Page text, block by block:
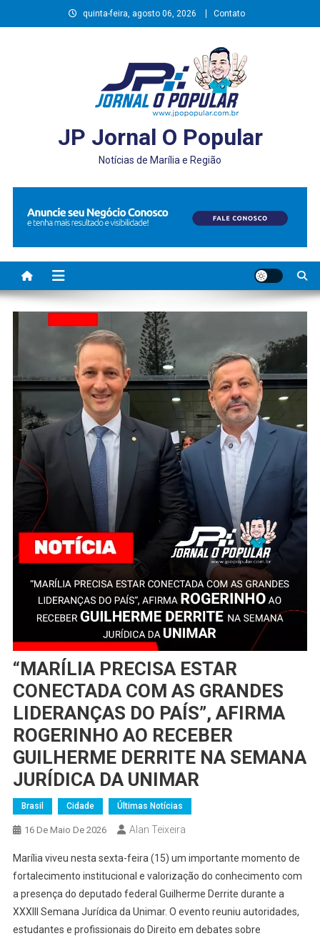
to
quinta-feira, agosto 06, 2026 Contato
JP Jornal O Popular
Notícias de Marília e Região
“MARÍLIA PRECISA ESTAR
CONECTADA COM AS GRANDES
LIDERANÇAS DO PAÍS”, AFIRMA
ROGERINHO AO RECEBER
GUILHERME DERRITE NA SEMANA
JURÍDICA DA UNIMAR
Brasil Cidade Últimas Notícias
16 De Maio De 2026 Alan Teixeira
Marília viveu nesta sexta-feira (15) um importante momento de
fortalecimento institucional e valorização do conhecimento com
a presença do deputado federal Guilherme Derrite durante a
XXXIII Semana Jurídica da Unimar. O evento reuniu autoridades,
estudantes e profissionais do Direito em debates sobre